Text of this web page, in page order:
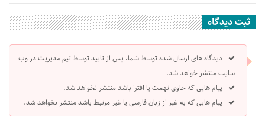
ثبت دیدگاه
دیدگاه های ارسال شده توسط شما، پس از تایید توسط تیم مدیریت در وب
سایت منتشر خواهد شد.
پیام هایی که حاوی تهمت یا افترا باشد منتشر نخواهد شد.
پیام هایی که به غیر از زبان فارسی یا غیر مرتبط باشد منتشر نخواهد شد.